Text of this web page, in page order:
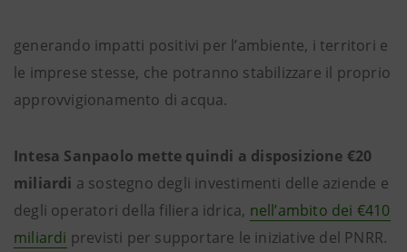
generando impatti positivi per l’ambiente, i territori e
le imprese stesse, che potranno stabilizzare il proprio
approvvigionamento di acqua.
Intesa Sanpaolo mette quindi a disposizione €20
miliardi a sostegno degli investimenti delle aziende e
degli operatori della filiera idrica, nell’ambito dei €410
miliardi previsti per supportare le iniziative del PNRR.